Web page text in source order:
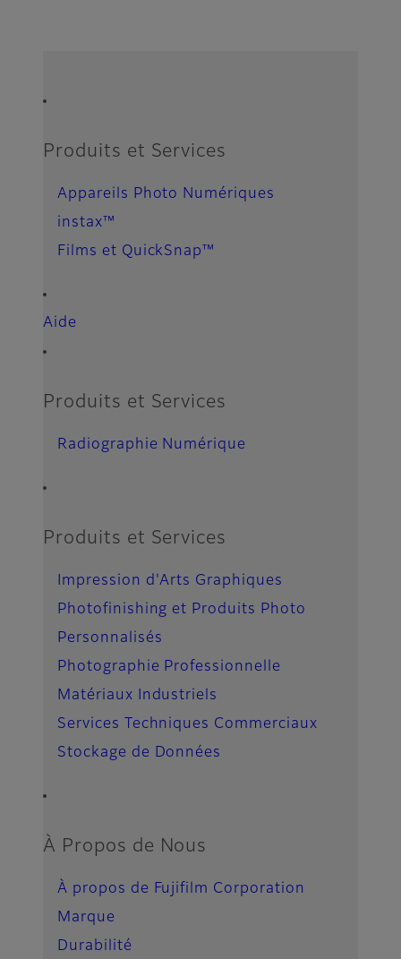
Footer
Quick Links
Produits et Services
Appareils Photo Numériques
instax™
Films et QuickSnap™
Aide
Produits et Services
Radiographie Numérique
Produits et Services
Impression d'Arts Graphiques
Photofinishing et Produits Photo
Personnalisés
Photographie Professionnelle
Matériaux Industriels
Services Techniques Commerciaux
Stockage de Données
À Propos de Nous
À propos de Fujifilm Corporation
Marque
Durabilité